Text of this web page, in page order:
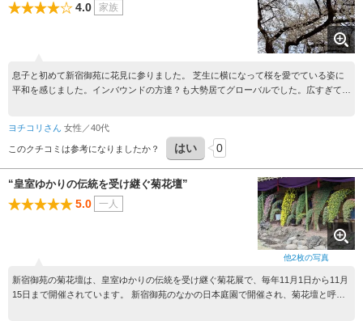
4.0 家族
息子と初めて新宿御苑に花見に参りました。 芝生に横になって桜を愛でている姿に
平和を感じました。インバウンドの方達？も大勢居てグローバルでした。広すぎて１
ヨチコリさん 女性／40代
このクチコミは参考になりましたか？ はい 0
他2枚の写真
“皇室ゆかりの伝統を受け継ぐ菊花壇”
5.0 一人
新宿御苑の菊花壇は、皇室ゆかりの伝統を受け継ぐ菊花展で、毎年11月1日から11月
15日まで開催されています。 新宿御苑のなかの日本庭園で開催され、菊花壇と呼ば